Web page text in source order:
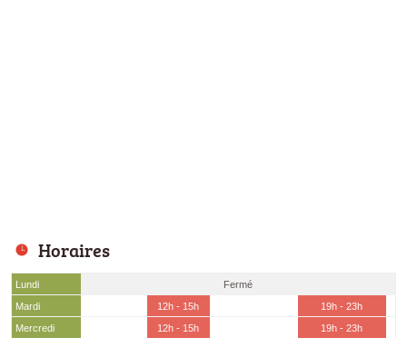
Horaires
Lundi
Fermé
Mardi
12h - 15h
19h - 23h
Mercredi
12h - 15h
19h - 23h